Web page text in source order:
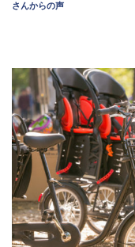
さんからの声